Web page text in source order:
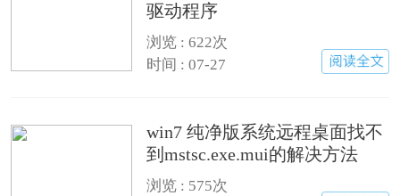
驱动程序
浏览 : 622次
时间 : 07-27
win7 纯净版系统远程桌面找不
到mstsc.exe.mui的解决方法
浏览 : 575次